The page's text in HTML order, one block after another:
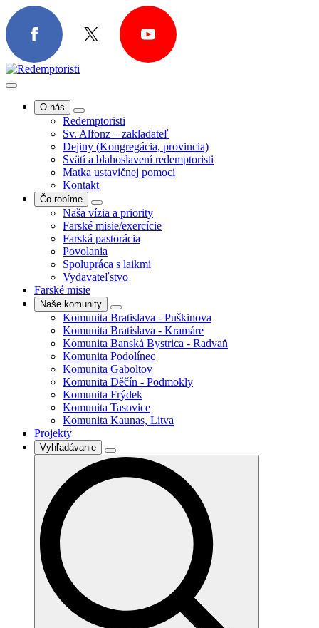
O nás
Redemptoristi
Sv. Alfonz – zakladateľ
Dejiny (Kongregácia, provincia)
Svätí a blahoslavení redemptoristi
Matka ustavičnej pomoci
Kontakt
Čo robíme
Naša vízia a priority
Farské misie/exercície
Farská pastorácia
Povolania
Spolupráca s laikmi
Vydavateľstvo
Farské misie
Naše komunity
Komunita Bratislava - Puškinova
Komunita Bratislava - Kramáre
Komunita Banská Bystrica - Radvaň
Komunita Podolínec
Komunita Gaboltov
Komunita Děčín - Podmokly
Komunita Frýdek
Komunita Tasovice
Komunita Kaunas, Litva
Projekty
Vyhľadávanie
Search